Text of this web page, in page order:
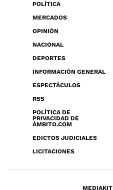
POLÍTICA
MERCADOS
OPINIÓN
NACIONAL
DEPORTES
INFORMACIÓN GENERAL
ESPECTÁCULOS
RSS
POLÍTICA DE
PRIVACIDAD DE
ÁMBITO.COM
EDICTOS JUDICIALES
LICITACIONES
MEDIAKIT